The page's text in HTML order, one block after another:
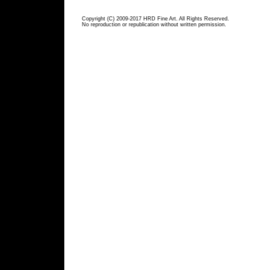
Copyright (C) 2009-2017 HRD Fine Art. All Rights Reserved.
No reproduction or republication without written permission.